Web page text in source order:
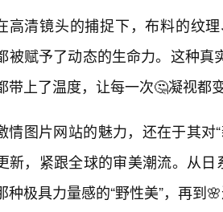
高清镜头的捕捉下，布料的纹
被赋予了动态的生命力。这种
带上了温度，让每一次🤔凝视都
情图片网站的魅力，还在于其对
新，紧跟全球的审美潮流。从
种极具力量感的“野性美”，再到